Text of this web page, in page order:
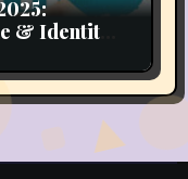
& Identitas